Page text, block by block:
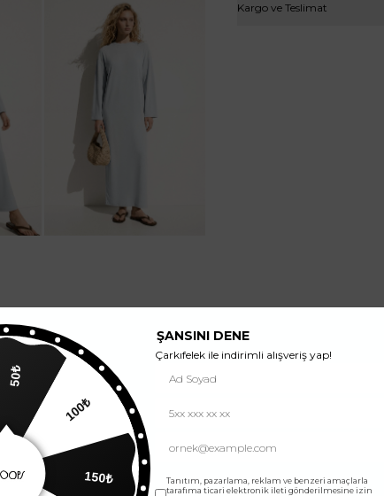
Kargo ve Teslimat
50₺
100₺
150₺
ŞANSINI DENE
Çarkıfelek ile indirimli alışveriş yap!
Tanıtım, pazarlama, reklam ve benzeri amaçlarla
tarafıma ticari elektronik ileti gönderilmesine izin